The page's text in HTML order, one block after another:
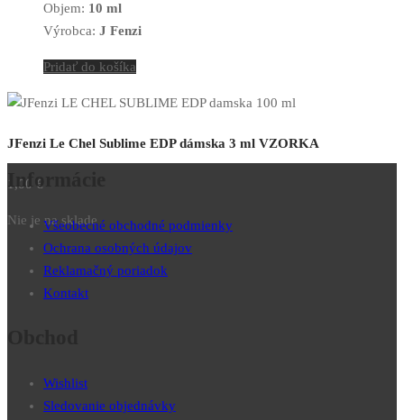
Objem: 10 ml
Výrobca: J Fenzi
Pridať do košíka
JFenzi Le Chel Sublime EDP dámska 3 ml VZORKA
1,00 €
Nie je na sklade
Informácie
Všeobecné obchodné podmienky
Ochrana osobných údajov
Reklamačný poriadok
Kontakt
Wishlist
Sledovanie objednávky